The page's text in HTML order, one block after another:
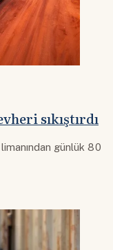
sıkıştırdı
günlük 80